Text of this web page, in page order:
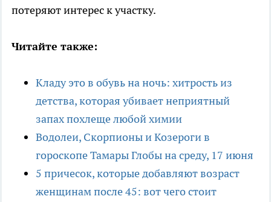
потеряют интерес к участку.
Читайте также:
Кладу это в обувь на ночь: хитрость из
детства, которая убивает неприятный
запах похлеще любой химии
Водолеи, Скорпионы и Козероги в
гороскопе Тамары Глобы на среду, 17 июня
5 причесок, которые добавляют возраст
женщинам после 45: вот чего стоит